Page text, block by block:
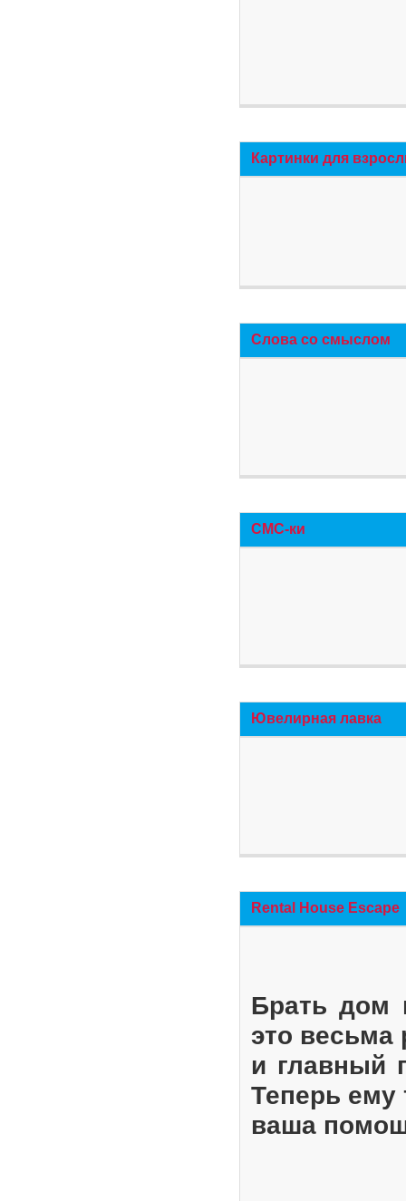
Картинки для
Слова со смыслом
СМС-ки
Ювелирная лавка
Rental House Escape
Брать дом
это весьма
и главный
Теперь ему
ваша